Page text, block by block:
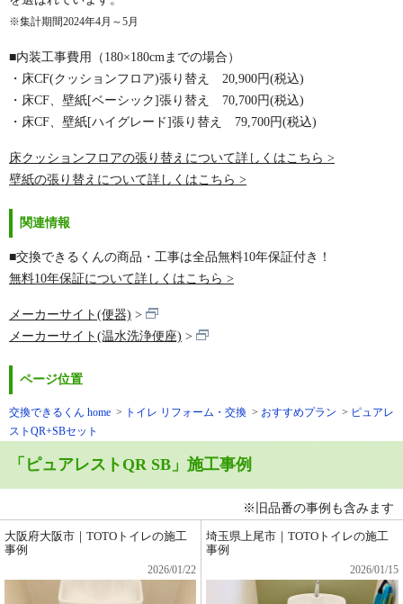
※集計期間2024年4月～5月
■内装工事費用（180×180cmまでの場合）
・床CF(クッションフロア)張り替え 20,900円(税込)
・床CF、壁紙[ベーシック]張り替え 70,700円(税込)
・床CF、壁紙[ハイグレード]張り替え 79,700円(税込)
床クッションフロアの張り替えについて詳しくはこちら >
壁紙の張り替えについて詳しくはこちら >
関連情報
■交換できるくんの商品・工事は全品無料10年保証付き！
無料10年保証について詳しくはこちら >
メーカーサイト(便器)
メーカーサイト(温水洗浄便座)
ページ位置
交換できるくん home トイレ リフォーム・交換 おすすめプラン
ピュアレ
ストQR+SBセット
「ピュアレストQR SB」施工事例
※旧品番の事例も含みます
大阪府大阪市｜TOTOトイレの施工
事例
2026/01/22
埼玉県上尾市｜TOTOトイレの施工
事例
2026/01/15